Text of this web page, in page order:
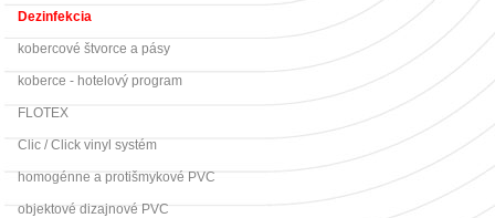
Dezinfekcia
kobercové štvorce a pásy
koberce - hotelový program
FLOTEX
Clic / Click vinyl systém
homogénne a protišmykové PVC
objektové dizajnové PVC